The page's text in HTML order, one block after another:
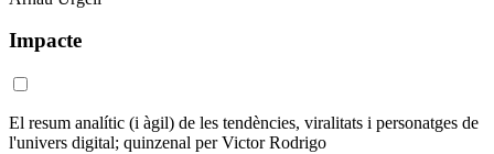
Impacte
El resum analític (i àgil) de les tendències, viralitats i personatges de
l'univers digital; quinzenal per Victor Rodrigo